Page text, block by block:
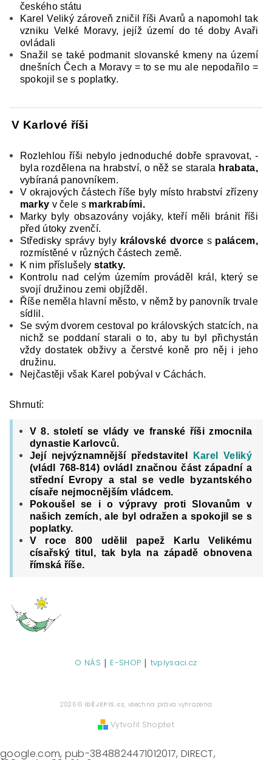
českého státu
Karel Veliký zároveň zničil říši Avarů a napomohl tak
vzniku Velké Moravy, jejíž území do té doby Avaři
ovládali
Snažil se také podmanit slovanské kmeny na území
dnešních Čech a Moravy = to se mu ale nepodařilo =
spokojil se s poplatky.
V Karlové říši
Rozlehlou říši nebylo jednoduché dobře spravovat, ­
byla rozdělena na hrabství, o něž se starala hrabata,
vybíraná panovníkem.
V okrajových čás­tech říše byly místo hrabství zřízeny
marky v čele s markrabími.
Marky byly obsazovány vojáky, kte­ří měli bránit říši
před útoky zvenčí.
Středisky správy byly královské dvorce s palácem,
rozmístěné v různých částech země.
K nim příslušelystatky.
Kontrolu nad celým územím prováděl král, který se
svojí družinou zemi objížděl.
Říše neměla hlavní město, v němž by panovník trvale
sídlil.
Se svým dvorem cestoval po královských statcích, na
nichž se poddaní starali o to, aby tu byl přichystán
vždy dostatek obživy a čerstvé koně pro něj i jeho
družinu.
Nejčastěji však Karel pobýval v Cáchách.
Shrnutí:
V 8. století se vlády ve franské říši zmocnila
dynastie Karlovců.
Její nejvýznamnější představitel
Karel Veliký
(vládl 768-814) ovládl značnou část západní a
střední Evropy a stal se vedle byzantského
císaře nejmocnějším vládcem.
Pokoušel se i o výpravy proti Slovanům v
našich zemích, ale byl odražen a spokojil se s
poplatky.
V roce 800 udělil papež Karlu Velikému
císařský titul, tak byla na západě obnovena
římská říše.
O NÁS | E-SHOP | tvplysaci.cz
2026 © iDĚJEPIS.cz, všechna práva vyhrazena
Vytvořil Shoptet
google.com, pub-3848824471012017, DIRECT,